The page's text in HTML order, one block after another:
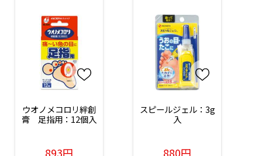
ウオノメコロリ絆創
膏　足指用：12個入
893円
スピールジェル：3g
入
880円